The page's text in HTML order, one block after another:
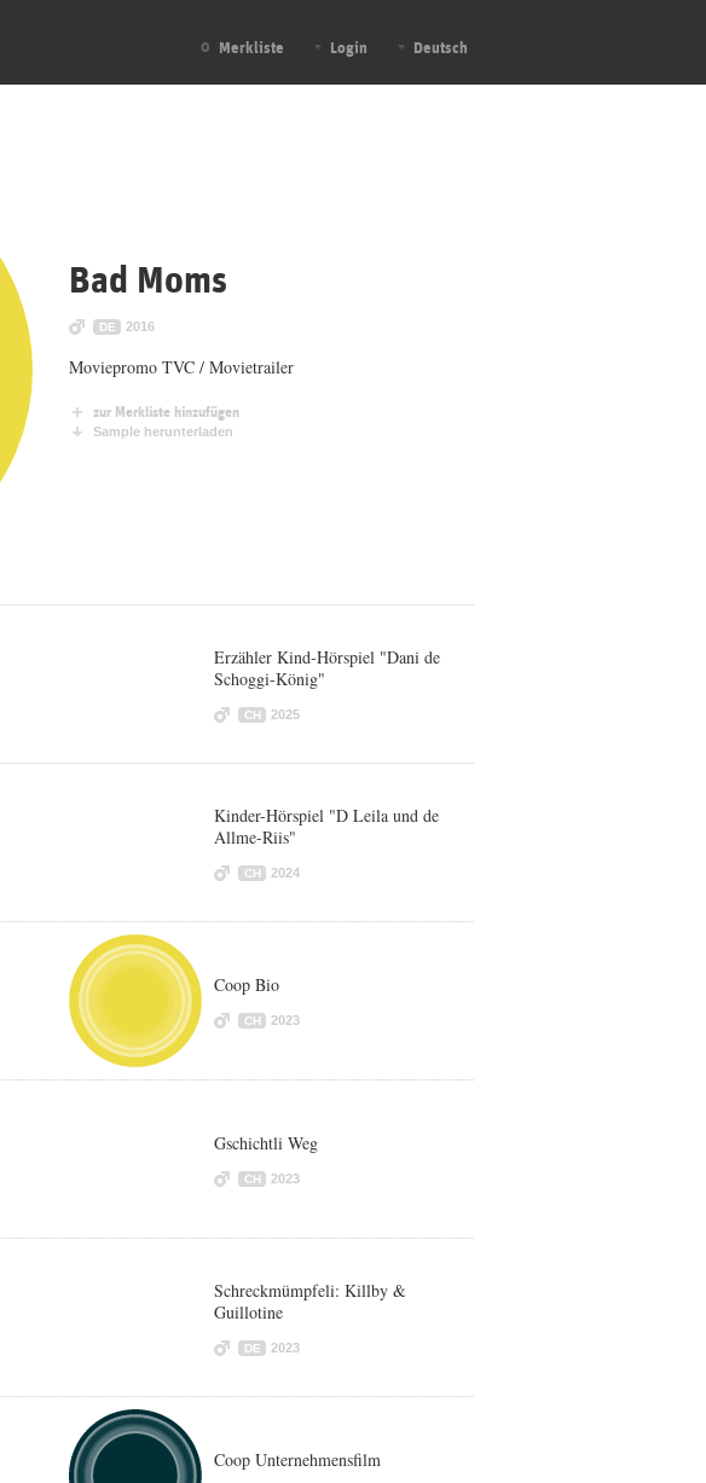
0 Merkliste Login Deutsch
Bad Moms
DE 2016
Moviepromo TVC / Movietrailer
zur Merkliste hinzufügen
Sample herunterladen
Erzähler Kind-Hörspiel "Dani de
Schoggi-König"
CH 2025
Kinder-Hörspiel "D Leila und de
Allme-Riis"
CH 2024
Coop Bio
CH 2023
Gschichtli Weg
CH 2023
Schreckmümpfeli: Killby &
Guillotine
DE 2023
Coop Unternehmensfilm